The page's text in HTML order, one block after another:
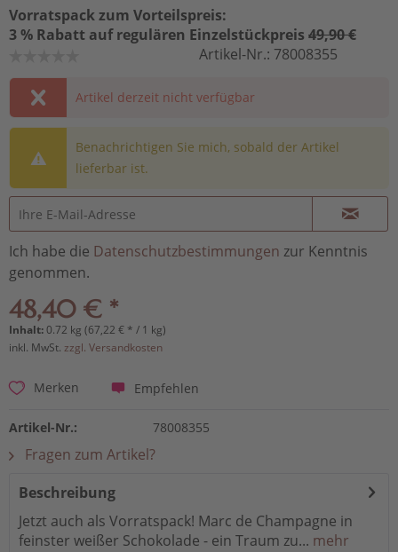
Vorratspack zum Vorteilspreis:
3 % Rabatt auf regulären Einzelstückpreis 49,90 €
Artikel-Nr.: 78008355
Artikel derzeit nicht verfügbar
Benachrichtigen Sie mich, sobald der Artikel
lieferbar ist.
Ich habe die Datenschutzbestimmungen zur Kenntnis
genommen.
48,40 € *
Inhalt:0.72 kg (67,22 € * / 1 kg)
inkl. MwSt. zzgl. Versandkosten
Merken Empfehlen
Artikel-Nr.: 78008355
Fragen zum Artikel?
Beschreibung
Jetzt auch als Vorratspack! Marc de Champagne in
feinster weißer Schokolade - ein Traum zu... mehr